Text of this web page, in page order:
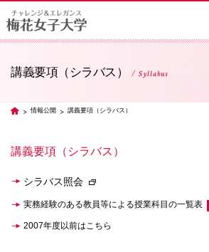
講義要項（シラバス） Syllabus
TOP情報公開 講義要項（シラバス）
講義要項（シラバス）
シラバス照会
実務経験のある教員等による授業科目の一覧表
2007年度以前はこちら